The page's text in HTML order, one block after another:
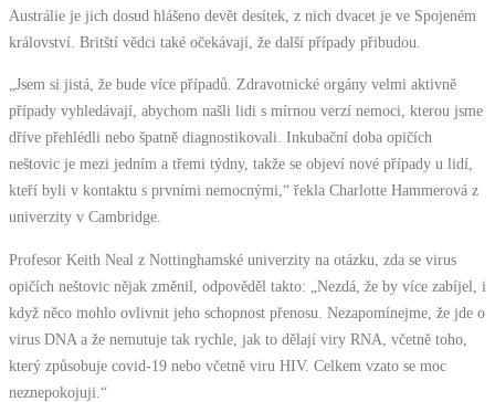
Austrálie je jich dosud hlášeno devět desítek, z nich dvacet je ve Spojeném
království. Britští vědci také očekávají, že další případy přibudou.
„Jsem si jistá, že bude více případů. Zdravotnické orgány velmi aktivně
případy vyhledávají, abychom našli lidi s mírnou verzí nemoci, kterou jsme
dříve přehlédli nebo špatně diagnostikovali. Inkubační doba opičích
neštovic je mezi jedním a třemi týdny, takže se objeví nové případy u lidí,
kteří byli v kontaktu s prvními nemocnými,“ řekla Charlotte Hammerová z
univerzity v Cambridge.
Profesor Keith Neal z Nottinghamské univerzity na otázku, zda se virus
opičích neštovic nějak změnil, odpověděl takto: „Nezdá, že by více zabíjel, i
když něco mohlo ovlivnit jeho schopnost přenosu. Nezapomínejme, že jde o
virus DNA a že nemutuje tak rychle, jak to dělají viry RNA, včetně toho,
který způsobuje covid-19 nebo včetně viru HIV. Celkem vzato se moc
neznepokojuji.“